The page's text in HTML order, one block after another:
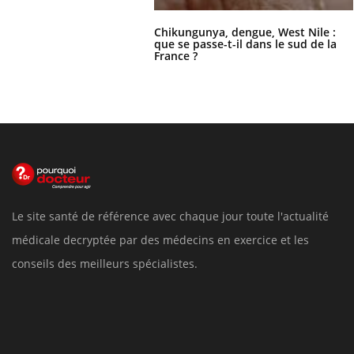
Chikungunya, dengue, West Nile :
que se passe-t-il dans le sud de la
France ?
Le site santé de référence avec chaque jour toute l'actualité
médicale decryptée par des médecins en exercice et les
conseils des meilleurs spécialistes.